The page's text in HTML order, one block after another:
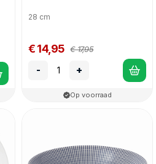
28 cm
€ 14,95 € 17,95
- +
Op voorraad